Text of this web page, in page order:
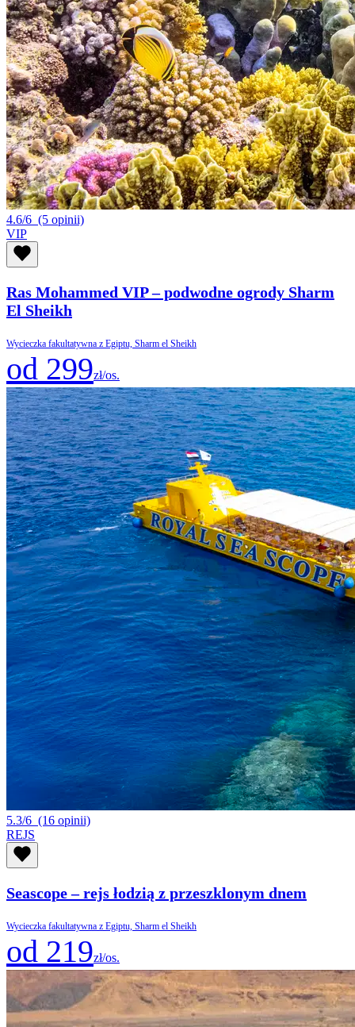
4.6/6 (5 opinii)
VIP
Ras Mohammed VIP – podwodne ogrody Sharm
El Sheikh
Wycieczka fakultatywna z Egiptu, Sharm el Sheikh
od 299zł/os.
5.3/6 (16 opinii)
REJS
Seascope – rejs łodzią z przeszklonym dnem
Wycieczka fakultatywna z Egiptu, Sharm el Sheikh
od 219zł/os.